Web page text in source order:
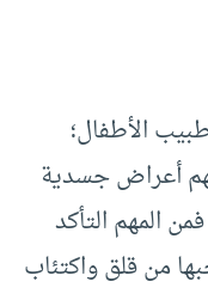
الأطفال؛
أعراض جسدية
المهم التأكد
من قلق واكتئاب